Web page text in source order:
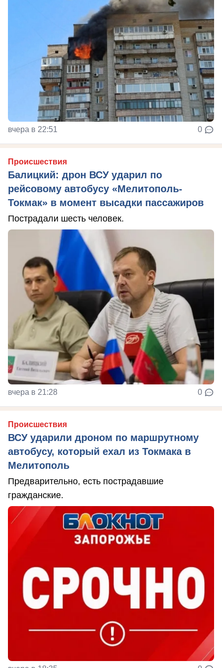
вчера в 22:51 0
Происшествия
Балицкий: дрон ВСУ ударил по
рейсовому автобусу «Мелитополь-
Токмак» в момент высадки пассажиров
Пострадали шесть человек.
вчера в 21:28 0
Происшествия
ВСУ ударили дроном по маршрутному
автобусу, который ехал из Токмака в
Мелитополь
Предварительно, есть пострадавшие
гражданские.